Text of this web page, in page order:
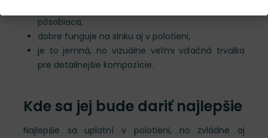
pôsobiaca,
dobre funguje na slnku aj v polotieni,
je to jemná, no vizuálne veľmi vďačná trvalka
pre detailnejšie kompozície.
Kde sa jej bude dariť najlepšie
Najlepšie sa uplatní v polotieni, no zvládne aj